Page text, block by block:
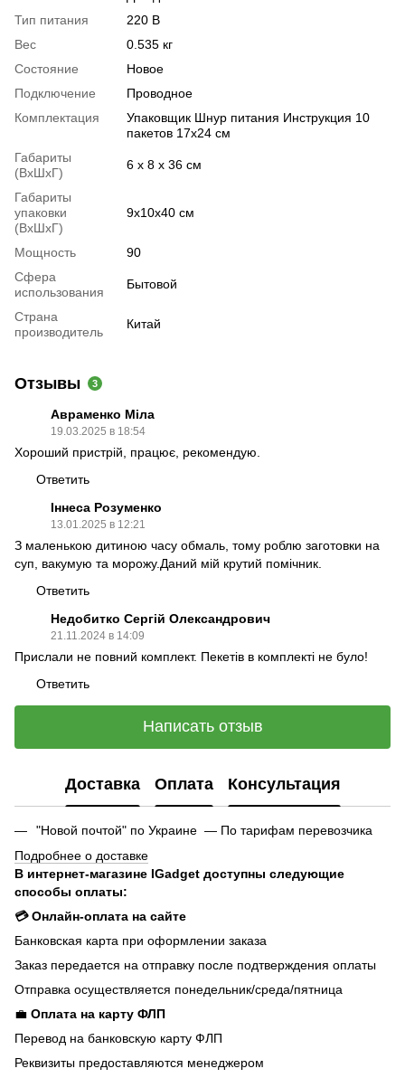
Тип питания
220 В
Вес
0.535 кг
Состояние
Новое
Подключение
Проводное
Комплектация
Упаковщик Шнур питания Инструкция 10
пакетов 17х24 см
Габариты
(ВхШхГ)
6 х 8 х 36 см
Габариты
упаковки
(ВхШхГ)
9х10х40 см
Мощность
90
Сфера
использования
Бытовой
Страна
производитель
Китай
Отзывы 3
Авраменко Міла
19.03.2025 в 18:54
Хороший пристрій, працює, рекомендую.
Ответить
Іннеса Розуменко
13.01.2025 в 12:21
З маленькою дитиною часу обмаль, тому роблю заготовки на
суп, вакумую та морожу.Даний мій крутий помічник.
Ответить
Недобитко Сергій Олександрович
21.11.2024 в 14:09
Прислали не повний комплект. Пекетів в комплекті не було!
Ответить
Написать отзыв
Доставка Оплата Консультация
"Новой почтой" по Украине — По тарифам перевозчика
Подробнее о доставке
В интернет-магазине IGadget доступны следующие
способы оплаты:
💳 Онлайн-оплата на сайте
Банковская карта при оформлении заказа
Заказ передается на отправку после подтверждения оплаты
Отправка осуществляется понедельник/среда/пятница
💼 Оплата на карту ФЛП
Перевод на банковскую карту ФЛП
Реквизиты предоставляются менеджером